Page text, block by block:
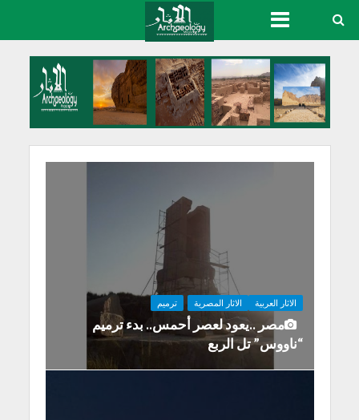
الاثار العربية الاثار المصرية ترميم
مصر ..يعود لعصر أحمس.. بدء ترميم
“ناووس” تل الربع